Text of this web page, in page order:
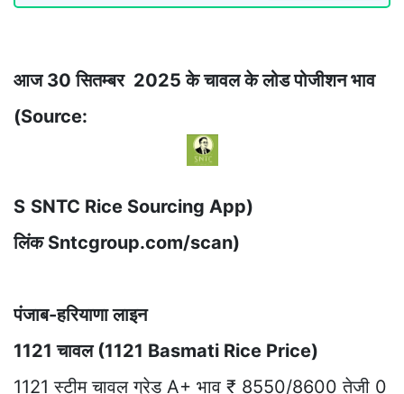
आज 30 सितम्बर 2025 के चावल के लोड पोजीशन भाव
(Source:
S SNTC Rice Sourcing App)
लिंक Sntcgroup.com/scan)
पंजाब-हरियाणा लाइन
1121 चावल (1121 Basmati Rice Price)
1121 स्टीम चावल ग्रेड A+ भाव ₹ 8550/8600 तेजी 0